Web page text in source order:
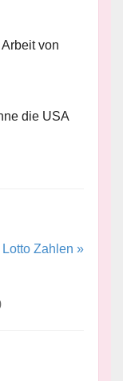
von
die USA
Lotto Zahlen »